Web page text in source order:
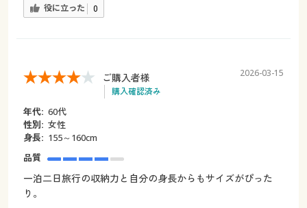
役に立った 0
ご購入者様
購入確認済み
2026-03-15
年代: 60代
性別: 女性
身長: 155～160cm
品質
一泊二日旅行の収納力と自分の身長からもサイズがぴった
り。